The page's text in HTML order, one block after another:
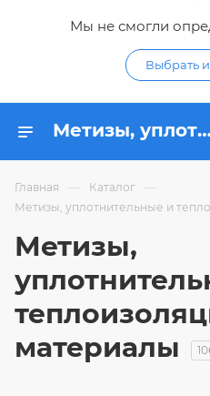
Мы не смогли
Выбрать
Метизы, уплотнительные и теплоизоляционные материалы - купить в Курске | метизы, уплотнительные и теплоизоляционные
Главная — Каталог —
Метизы, уплотнительные и
Метизы,
материалы